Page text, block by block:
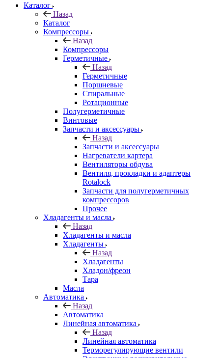
Каталог
Назад
Каталог
Компрессоры
Назад
Компрессоры
Герметичные
Назад
Герметичные
Поршневые
Спиральные
Ротационные
Полугерметичные
Винтовые
Запчасти и аксессуары
Назад
Запчасти и аксессуары
Нагреватели картера
Вентиляторы обдува
Вентиля, прокладки и адаптеры
Rotalock
Запчасти для полугерметичных
компрессоров
Прочее
Хладагенты и масла
Назад
Хладагенты и масла
Хладагенты
Назад
Хладагенты
Хладон/фреон
Тара
Масла
Автоматика
Назад
Автоматика
Линейная автоматика
Назад
Линейная автоматика
Терморегулирующие вентили